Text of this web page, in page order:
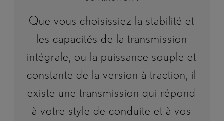
Que vous choisissiez la stabilité et
les capacités de la transmission
intégrale, ou la puissance souple et
constante de la version à traction, il
existe une transmission qui répond
à votre style de conduite et à vos